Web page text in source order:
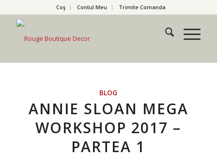
Coş Contul Meu Trimite Comanda
BLOG
ANNIE SLOAN MEGA
WORKSHOP 2017 –
PARTEA 1